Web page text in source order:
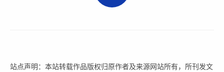
站点声明：本站转载作品版权归原作者及来源网站所有，所刊发文